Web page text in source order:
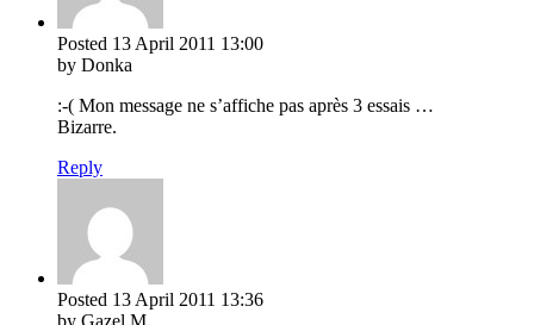
Posted 13 April 2011 13:00
by Donka
:-( Mon message ne s’affiche pas après 3 essais …
Bizarre.
Reply
Posted 13 April 2011 13:36
by Gazel M.